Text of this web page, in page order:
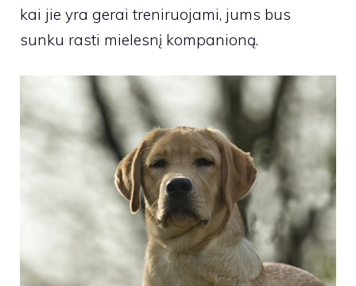
kai jie yra gerai treniruojami, jums bus
sunku rasti mielesnį kompanioną.